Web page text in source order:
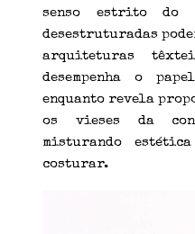
senso estrito do
desestruturadas
arquiteturas
desempenha o
enquanto revela
os vieses da
misturando
costurar.